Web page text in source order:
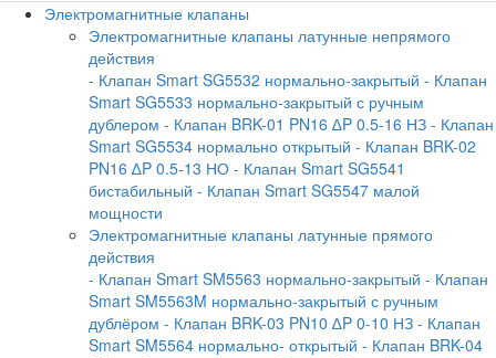
Электромагнитные клапаны
Электромагнитные клапаны латунные непрямого
действия
- Клапан Smart SG5532 нормально-закрытый - Клапан
Smart SG5533 нормально-закрытый с ручным
дублером - Клапан BRK-01 PN16 ∆P 0.5-16 НЗ - Клапан
Smart SG5534 нормально открытый - Клапан BRK-02
PN16 ∆P 0.5-13 НО - Клапан Smart SG5541
бистабильный - Клапан Smart SG5547 малой
мощности
Электромагнитные клапаны латунные прямого
действия
- Клапан Smart SM5563 нормально-закрытый - Клапан
Smart SM5563M нормально-закрытый с ручным
дублёром - Клапан BRK-03 PN10 ∆P 0-10 НЗ - Клапан
Smart SM5564 нормально- открытый - Клапан BRK-04